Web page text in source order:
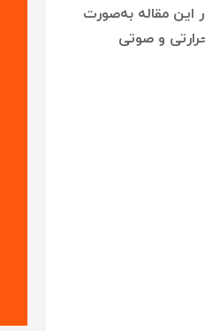
این مقاله به‌صورت
و صوتی